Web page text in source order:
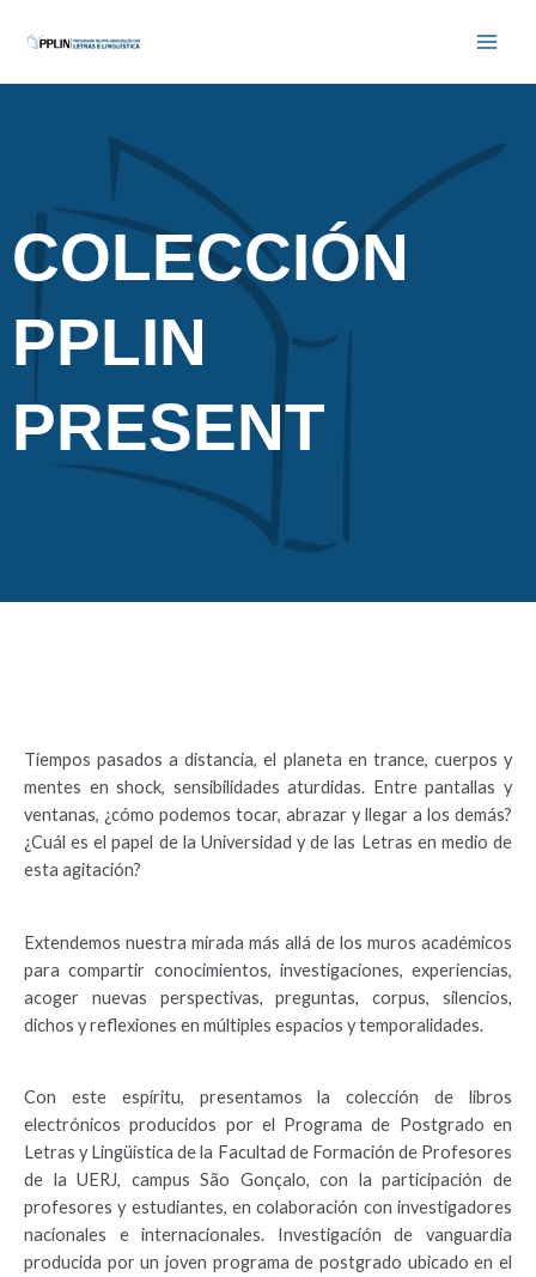
COLECCIÓN
PPLIN
PRESENT
Tiempos pasados a distancia, el planeta en trance, cuerpos y
mentes en shock, sensibilidades aturdidas. Entre pantallas y
ventanas, ¿cómo podemos tocar, abrazar y llegar a los demás?
¿Cuál es el papel de la Universidad y de las Letras en medio de
esta agitación?
Extendemos nuestra mirada más allá de los muros académicos
para compartir conocimientos, investigaciones, experiencias,
acoger nuevas perspectivas, preguntas, corpus, silencios,
dichos y reflexiones en múltiples espacios y temporalidades.
Con este espíritu, presentamos la colección de libros
electrónicos producidos por el Programa de Postgrado en
Letras y Lingüística de la Facultad de Formación de Profesores
de la UERJ, campus São Gonçalo, con la participación de
profesores y estudiantes, en colaboración con investigadores
nacionales e internacionales. Investigación de vanguardia
producida por un joven programa de postgrado ubicado en el